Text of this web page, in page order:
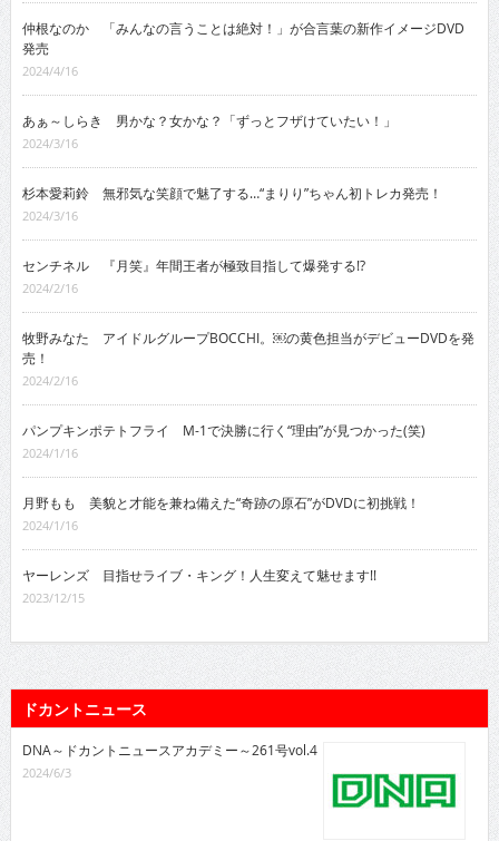
仲根なのか 「みんなの言うことは絶対！」が合言葉の新作イメージDVD
発売
2024/4/16
あぁ～しらき 男かな？女かな？「ずっとフザけていたい！」
2024/3/16
杉本愛莉鈴 無邪気な笑顔で魅了する…“まりり”ちゃん初トレカ発売！
2024/3/16
センチネル 『月笑』年間王者が極致目指して爆発する!?
2024/2/16
牧野みなた アイドルグループBOCCHI。￼の黄色担当がデビューDVDを発
売！
2024/2/16
パンプキンポテトフライ M-1で決勝に行く“理由”が見つかった(笑)
2024/1/16
月野もも 美貌と才能を兼ね備えた“奇跡の原石”がDVDに初挑戦！
2024/1/16
ヤーレンズ 目指せライブ・キング！人生変えて魅せます!!
2023/12/15
ドカントニュース
DNA～ドカントニュースアカデミー～261号vol.4
2024/6/3